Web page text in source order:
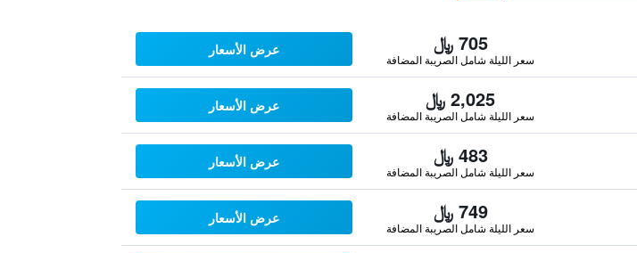
705 ﷼
سعر الليلة شامل الصريبة المضافة
عرض الأسعار
2,025 ﷼
سعر الليلة شامل الصريبة المضافة
عرض الأسعار
483 ﷼
سعر الليلة شامل الصريبة المضافة
عرض الأسعار
749 ﷼
سعر الليلة شامل الصريبة المضافة
عرض الأسعار